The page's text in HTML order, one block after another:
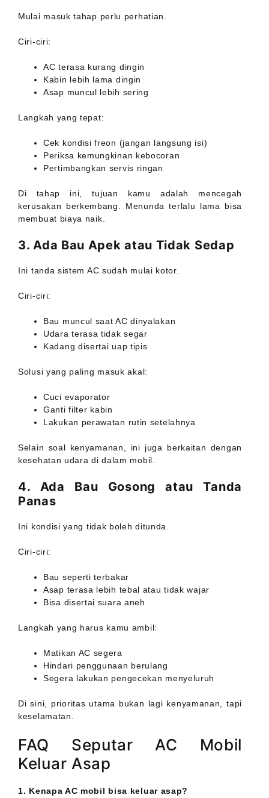
Mulai masuk tahap perlu perhatian.
Ciri-ciri:
AC terasa kurang dingin
Kabin lebih lama dingin
Asap muncul lebih sering
Langkah yang tepat:
Cek kondisi freon (jangan langsung isi)
Periksa kemungkinan kebocoran
Pertimbangkan servis ringan
Di tahap ini, tujuan kamu adalah mencegah
kerusakan berkembang. Menunda terlalu lama bisa
membuat biaya naik.
3. Ada Bau Apek atau Tidak Sedap
Ini tanda sistem AC sudah mulai kotor.
Ciri-ciri:
Bau muncul saat AC dinyalakan
Udara terasa tidak segar
Kadang disertai uap tipis
Solusi yang paling masuk akal:
Cuci evaporator
Ganti filter kabin
Lakukan perawatan rutin setelahnya
Selain soal kenyamanan, ini juga berkaitan dengan
kesehatan udara di dalam mobil.
4. Ada Bau Gosong atau Tanda
Panas
Ini kondisi yang tidak boleh ditunda.
Ciri-ciri:
Bau seperti terbakar
Asap terasa lebih tebal atau tidak wajar
Bisa disertai suara aneh
Langkah yang harus kamu ambil:
Matikan AC segera
Hindari penggunaan berulang
Segera lakukan pengecekan menyeluruh
Di sini, prioritas utama bukan lagi kenyamanan, tapi
keselamatan.
FAQ Seputar AC Mobil
Keluar Asap
1. Kenapa AC mobil bisa keluar asap?